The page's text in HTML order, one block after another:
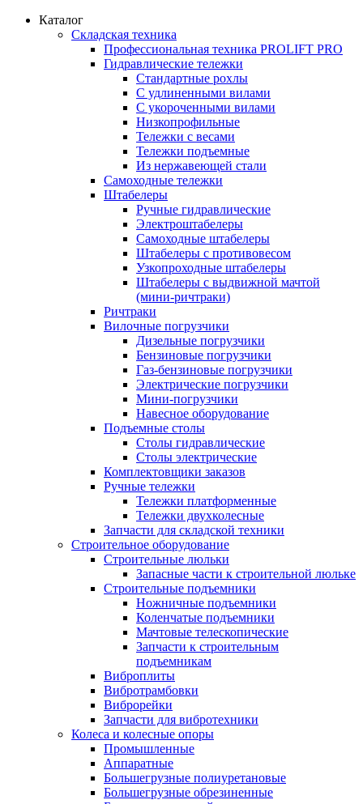
Каталог
Складская техника
Профессиональная техника PROLIFT PRO
Гидравлические тележки
Стандартные рохлы
С удлиненными вилами
С укороченными вилами
Низкопрофильные
Тележки с весами
Тележки подъемные
Из нержавеющей стали
Самоходные тележки
Штабелеры
Ручные гидравлические
Электроштабелеры
Самоходные штабелеры
Штабелеры с противовесом
Узкопроходные штабелеры
Штабелеры с выдвижной мачтой
(мини-ричтраки)
Ричтраки
Вилочные погрузчики
Дизельные погрузчики
Бензиновые погрузчики
Газ-бензиновые погрузчики
Электрические погрузчики
Мини-погрузчики
Навесное оборудование
Подъемные столы
Столы гидравлические
Столы электрические
Комплектовщики заказов
Ручные тележки
Тележки платформенные
Тележки двухколесные
Запчасти для складской техники
Строительное оборудование
Строительные люльки
Запасные части к строительной люльке
Строительные подъемники
Ножничные подъемники
Коленчатые подъемники
Мачтовые телескопические
Запчасти к строительным
подъемникам
Виброплиты
Вибротрамбовки
Виброрейки
Запчасти для вибротехники
Колеса и колесные опоры
Промышленные
Аппаратные
Большегрузные полиуретановые
Большегрузные обрезиненные